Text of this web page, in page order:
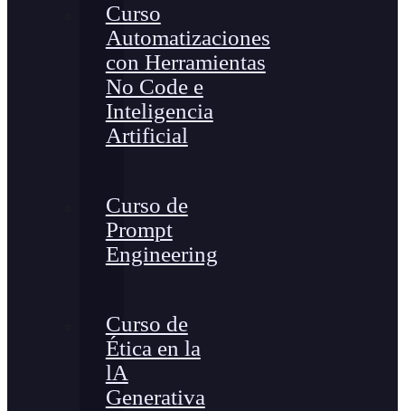
Curso
Automatizaciones
con Herramientas
No Code e
Inteligencia
Artificial
Curso de
Prompt
Engineering
Curso de
Ética en la
lA
Generativa